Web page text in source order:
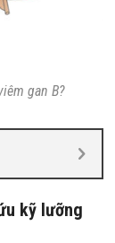
gan B?
kỹ lưỡng